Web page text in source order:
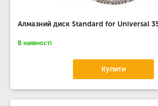
Алмазний диск Standard for Universal
В наявності
Купити